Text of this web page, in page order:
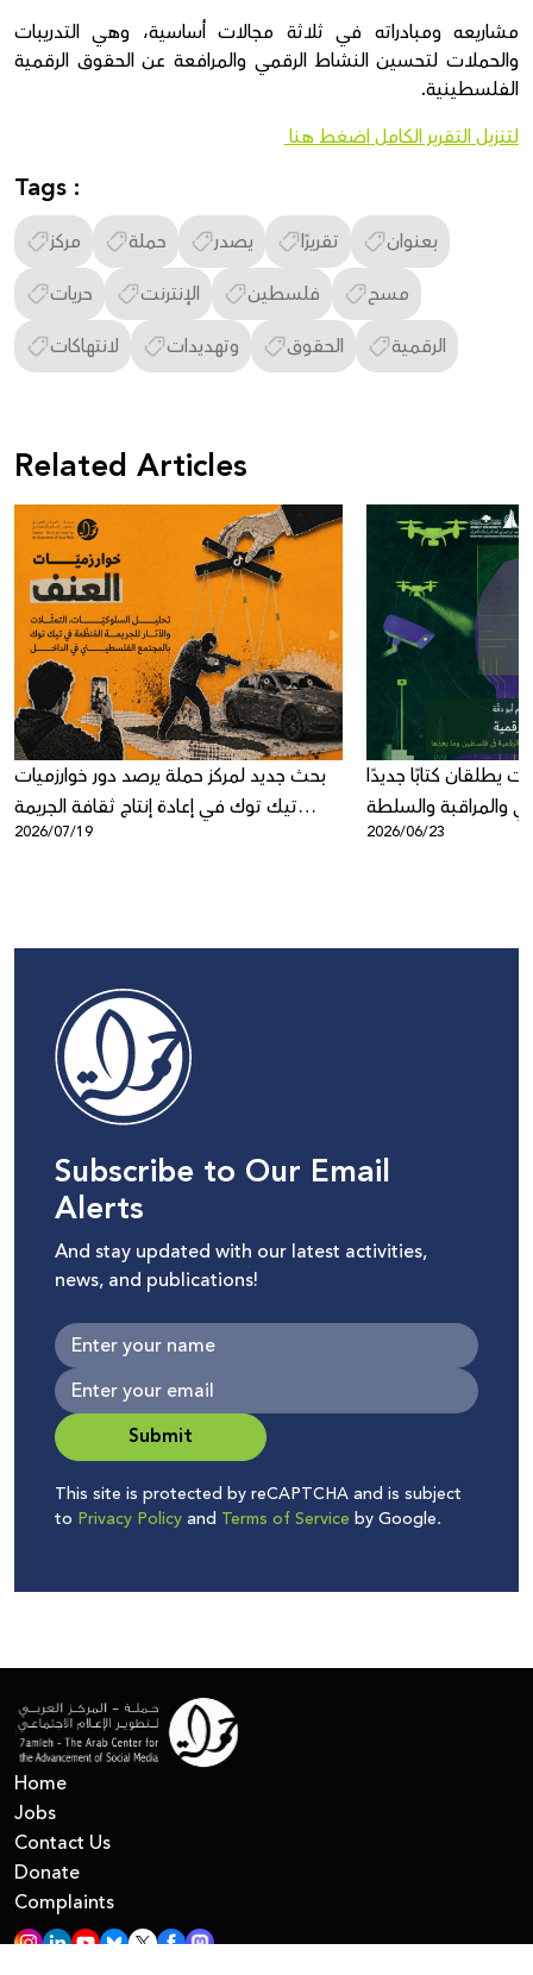
مشاريعه ومبادراته في ثلاثة مجالات أساسية، وهي التدريبات
والحملات لتحسين النشاط الرقمي والمرافعة عن الحقوق الرقمية
الفلسطينية.
لتنزيل التقرير الكامل اضغط هنا
Tags :
مركز حملة يصدر تقريرًا
بعنوان
حريات
الإنترنت فلسطين
مسح
لانتهاكات
وتهديدات الحقوق الرقمية
Related Articles
بحث جديد لمركز حملة يرصد دور خوارزميات
تيك توك في إعادة إنتاج ثقافة الجريمة
المنظمة في المجتمع الفلسطيني في
2026/07/19
يطلقان كتابًا جديدًا
والمراقبة والسلطة
الرقمية
2026/06/23
Subscribe to Our Email
Alerts
And stay updated with our latest activities,
news, and publications!
Submit
This site is protected by reCAPTCHA and is subject
to Privacy Policyand Terms of Service by Google.
Home
Jobs
Contact Us
Donate
Complaints